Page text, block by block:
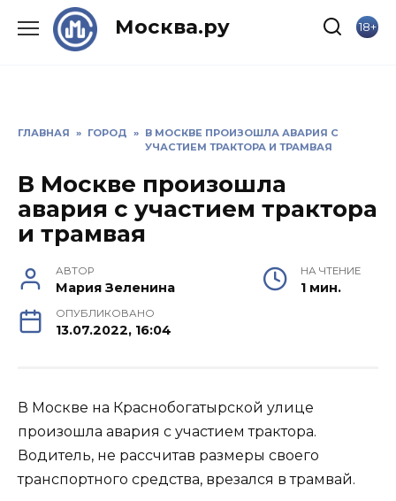
Москва.ру 18+
ГЛАВНАЯ » ГОРОД » В МОСКВЕ ПРОИЗОШЛА АВАРИЯ С
УЧАСТИЕМ ТРАКТОРА И ТРАМВАЯ
В Москве произошла
авария с участием трактора
и трамвая
АВТОР
Мария Зеленина
НА ЧТЕНИЕ
1 мин.
ОПУБЛИКОВАНО
13.07.2022, 16:04
В Москве на Краснобогатырской улице
произошла авария с участием трактора.
Водитель, не рассчитав размеры своего
транспортного средства, врезался в трамвай.